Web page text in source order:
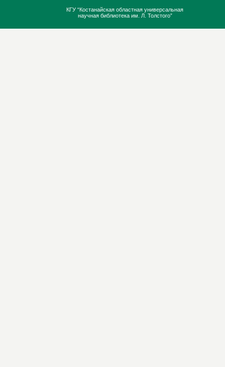
КГУ “Костанайская областная универсальная
научная библиотека им. Л. Толстого”